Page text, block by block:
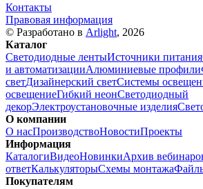
Контакты
Правовая информация
© Разработано в Arlight, 2026
Каталог
Светодиодные лентыИсточники питания
и автоматизацииАлюминиевые профили
светДизайнерский светСистемы
освещениеГибкий неонСветодиодный
декорЭлектроустановочные изделия
О компании
О насПроизводствоНовостиПроекты
Информация
КаталогиВидеоНовинкиАрхив
ответКалькуляторыСхемы монтажа
Покупателям